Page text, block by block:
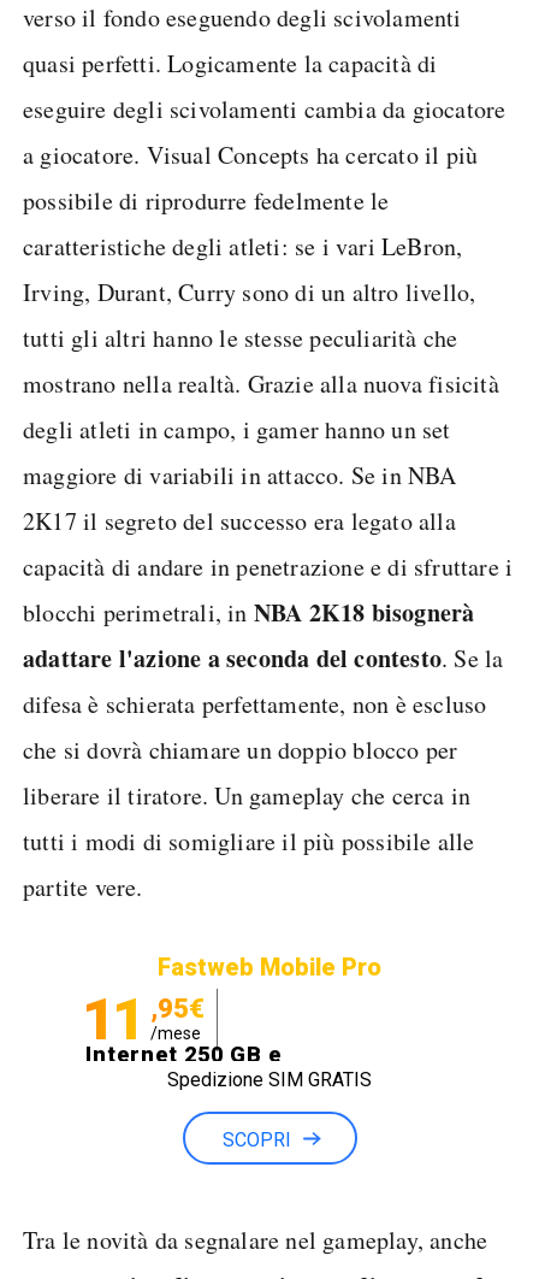
verso il fondo eseguendo degli scivolamenti
quasi perfetti. Logicamente la capacità di
eseguire degli scivolamenti cambia da giocatore
a giocatore. Visual Concepts ha cercato il più
possibile di riprodurre fedelmente le
caratteristiche degli atleti: se i vari LeBron,
Irving, Durant, Curry sono di un altro livello,
tutti gli altri hanno le stesse peculiarità che
mostrano nella realtà. Grazie alla nuova fisicità
degli atleti in campo, i gamer hanno un set
maggiore di variabili in attacco. Se in NBA
2K17 il segreto del successo era legato alla
capacità di andare in penetrazione e di sfruttare i
blocchi perimetrali, in NBA 2K18 bisognerà
adattare l'azione a seconda del contesto. Se la
difesa è schierata perfettamente, non è escluso
che si dovrà chiamare un doppio blocco per
liberare il tiratore. Un gameplay che cerca in
tutti i modi di somigliare il più possibile alle
partite vere.
Fastweb Mobile Pro
11 ,95€
/mese
Internet 250 GB e
Minuti illimitati
Spedizione SIM GRATIS
SCOPRI
Tra le novità da segnalare nel gameplay, anche